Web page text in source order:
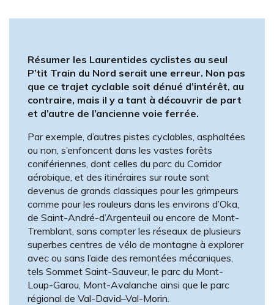
Résumer les Laurentides cyclistes au seul
P’tit Train du Nord serait une erreur. Non pas
que ce trajet cyclable soit dénué d’intérêt, au
contraire, mais il y a tant à découvrir de part
et d’autre de l’ancienne voie ferrée.
Par exemple, d’autres pistes cyclables, asphaltées
ou non, s’enfoncent dans les vastes forêts
conifériennes, dont celles du parc du Corridor
aérobique, et des itinéraires sur route sont
devenus de grands classiques pour les grimpeurs
comme pour les rouleurs dans les environs d’Oka,
de Saint-André-d’Argenteuil ou encore de Mont-
Tremblant, sans compter les réseaux de plusieurs
superbes centres de vélo de montagne à explorer
avec ou sans l’aide des remontées mécaniques,
tels Sommet Saint-Sauveur, le parc du Mont-
Loup-Garou, Mont-Avalanche ainsi que le parc
régional de Val-­David–Val-Morin.